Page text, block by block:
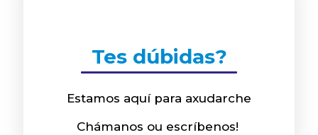
Tes dúbidas?
Estamos aquí para axudarche
Chámanos ou escríbenos!